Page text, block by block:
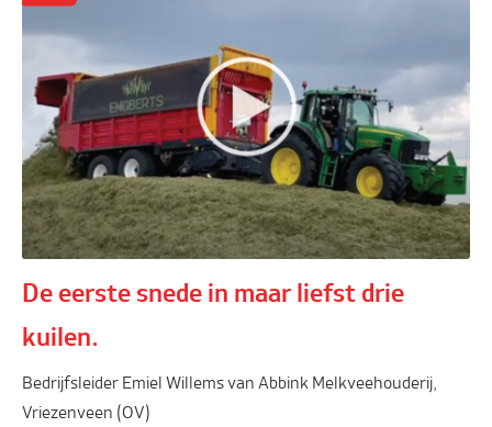
De eerste snede in maar liefst drie
kuilen.
Bedrijfsleider Emiel Willems van Abbink Melkveehouderij,
Vriezenveen (OV)